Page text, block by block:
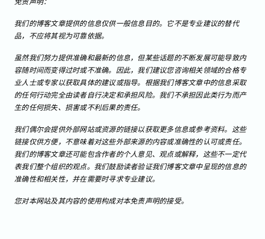
我们的博客文章提供的信息仅供一般信息目的。它不是专业建议的替代
品，不应将其视为可靠依据。
虽然我们努力提供准确和最新的信息，但某些话题的不断发展可能导致内
容随时间而变得过时或不准确。因此，我们建议您咨询相关领域的合格专
业人士或专家以获取具体的建议或指导。根据我们博客文章中的信息采取
的任何行动完全由读者自行决定和承担风险。我们不承担因此类行为而产
生的任何损失、损害或不利后果的责任。
我们偶尔会提供外部网站或资源的链接以获取更多信息或参考资料。这些
链接仅供方便，不意味着对这些外部来源的内容或准确性的认可或责任。
我们的博客文章还可能包含作者的个人意见、观点或解释，这些不一定代
表我们整个组织的观点。我们鼓励读者验证我们博客文章中呈现的信息的
准确性和相关性，并在需要时寻求专业建议。
您对本网站及其内容的使用构成对本免责声明的接受。